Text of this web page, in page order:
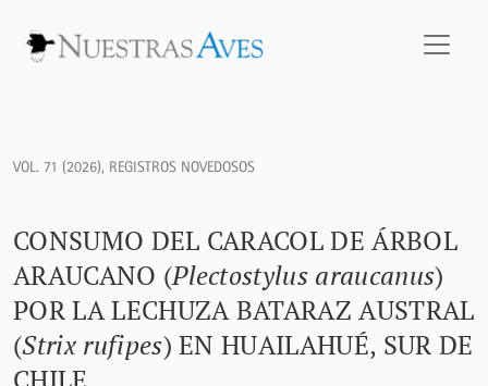
VOL. 71 (2026), REGISTROS NOVEDOSOS
CONSUMO DEL CARACOL DE ÁRBOL
ARAUCANO (Plectostylus araucanus)
POR LA LECHUZA BATARAZ AUSTRAL
(Strix rufipes) EN HUAILAHUÉ, SUR DE